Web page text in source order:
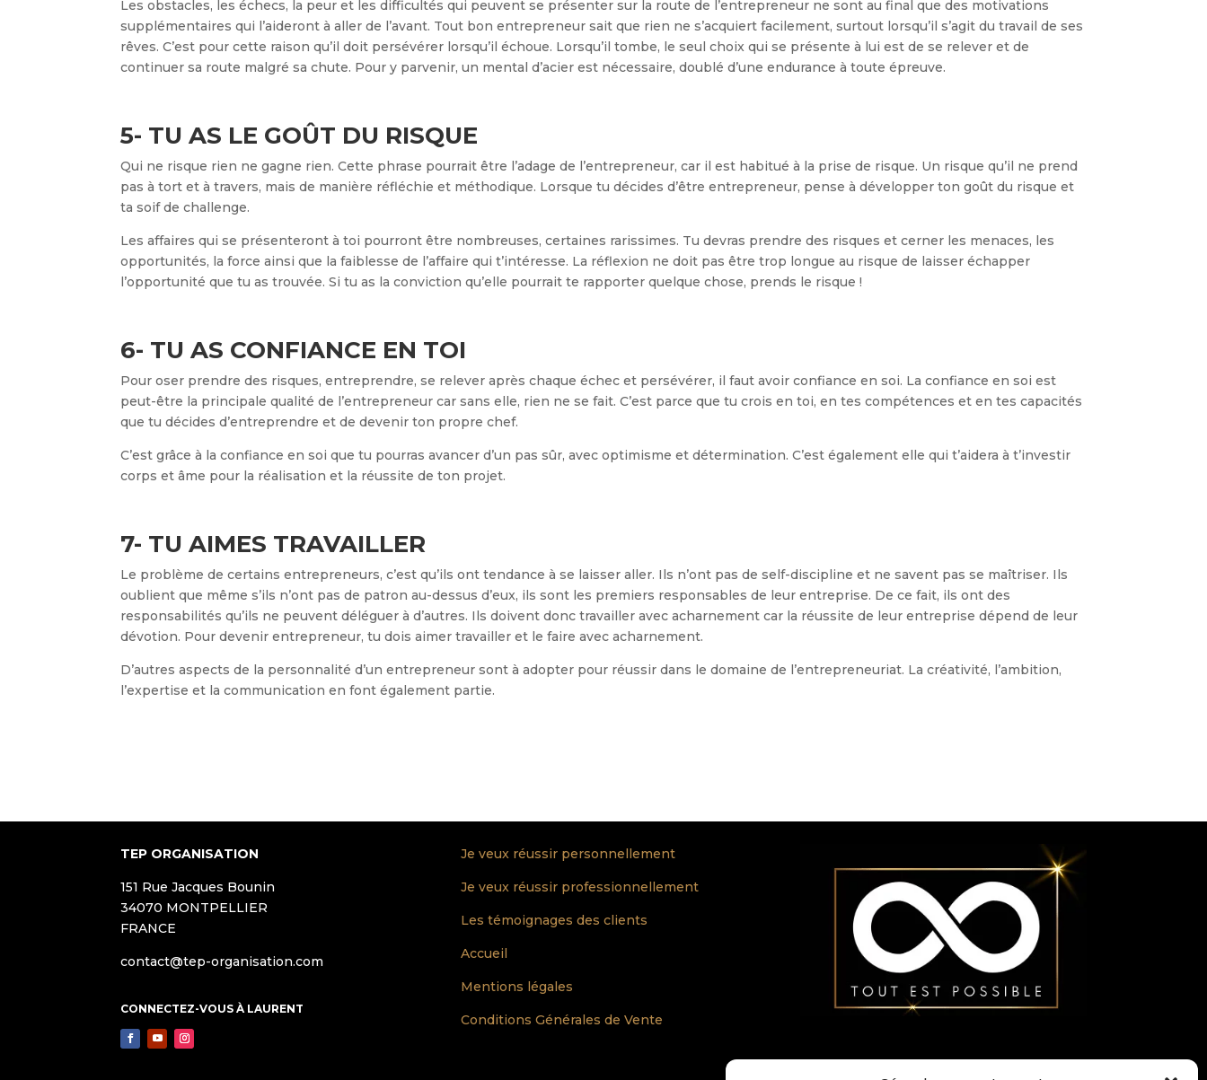
Les obstacles, les échecs, la peur et les difficultés qui peuvent se présenter sur la route de l’entrepreneur ne sont au final que des motivations
supplémentaires qui l’aideront à aller de l’avant. Tout bon entrepreneur sait que rien ne s’acquiert facilement, surtout lorsqu’il s’agit du travail de ses
rêves. C’est pour cette raison qu’il doit persévérer lorsqu’il échoue. Lorsqu’il tombe, le seul choix qui se présente à lui est de se relever et de
continuer sa route malgré sa chute. Pour y parvenir, un mental d’acier est nécessaire, doublé d’une endurance à toute épreuve.
5- TU AS LE GOÛT DU RISQUE
Qui ne risque rien ne gagne rien. Cette phrase pourrait être l’adage de l’entrepreneur, car il est habitué à la prise de risque. Un risque qu’il ne prend
pas à tort et à travers, mais de manière réfléchie et méthodique. Lorsque tu décides d’être entrepreneur, pense à développer ton goût du risque et
ta soif de challenge.
Les affaires qui se présenteront à toi pourront être nombreuses, certaines rarissimes. Tu devras prendre des risques et cerner les menaces, les
opportunités, la force ainsi que la faiblesse de l’affaire qui t’intéresse. La réflexion ne doit pas être trop longue au risque de laisser échapper
l’opportunité que tu as trouvée. Si tu as la conviction qu’elle pourrait te rapporter quelque chose, prends le risque !
6- TU AS CONFIANCE EN TOI
Pour oser prendre des risques, entreprendre, se relever après chaque échec et persévérer, il faut avoir confiance en soi. La confiance en soi est
peut-être la principale qualité de l’entrepreneur car sans elle, rien ne se fait. C’est parce que tu crois en toi, en tes compétences et en tes capacités
que tu décides d’entreprendre et de devenir ton propre chef.
C’est grâce à la confiance en soi que tu pourras avancer d’un pas sûr, avec optimisme et détermination. C’est également elle qui t’aidera à t’investir
corps et âme pour la réalisation et la réussite de ton projet.
7- TU AIMES TRAVAILLER
Le problème de certains entrepreneurs, c’est qu’ils ont tendance à se laisser aller. Ils n’ont pas de self-discipline et ne savent pas se maîtriser. Ils
oublient que même s’ils n’ont pas de patron au-dessus d’eux, ils sont les premiers responsables de leur entreprise. De ce fait, ils ont des
responsabilités qu’ils ne peuvent déléguer à d’autres. Ils doivent donc travailler avec acharnement car la réussite de leur entreprise dépend de leur
dévotion. Pour devenir entrepreneur, tu dois aimer travailler et le faire avec acharnement.
D’autres aspects de la personnalité d’un entrepreneur sont à adopter pour réussir dans le domaine de l’entrepreneuriat. La créativité, l’ambition,
l’expertise et la communication en font également partie.
TEP ORGANISATION
151 Rue Jacques Bounin
34070 MONTPELLIER
FRANCE
contact@tep-organisation.com
CONNECTEZ-VOUS À LAURENT
Je veux réussir personnellement
Je veux réussir professionnellement
Les témoignages des clients
Accueil
Mentions légales
Conditions Générales de Vente